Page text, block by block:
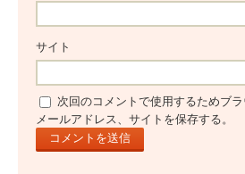
サイト
次回のコメントで使用するためブラ
メールアドレス、サイトを保存する。